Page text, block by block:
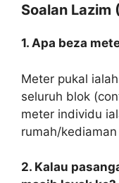
Soalan Lazim
1. Apa beza
Meter pukal
seluruh blok
meter individu
rumah/
2. Kalau